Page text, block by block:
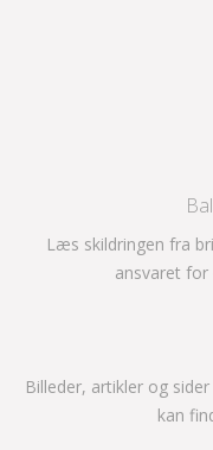
Læs skildringen fra
ansvaret for
Billeder, artikler og
kan